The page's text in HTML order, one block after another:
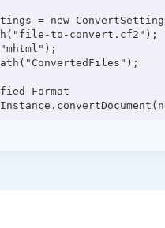
= new
to-convert.cf2");
Format